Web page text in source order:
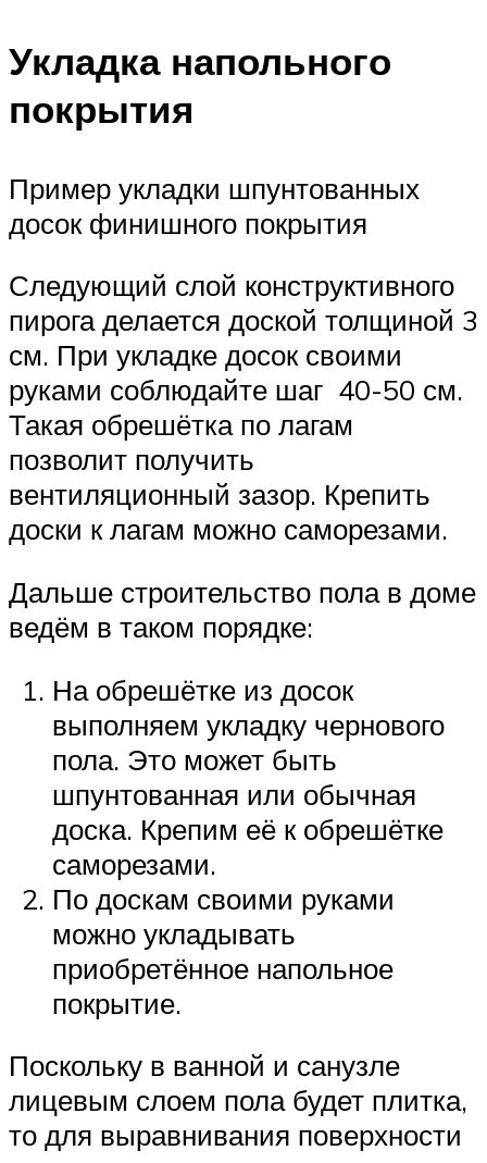
Укладка напольного
покрытия
Пример укладки шпунтованных
досок финишного покрытия
Следующий слой конструктивного
пирога делается доской толщиной 3
см. При укладке досок своими
руками соблюдайте шаг 40-50 см.
Такая обрешётка по лагам
позволит получить
вентиляционный зазор. Крепить
доски к лагам можно саморезами.
Дальше строительство пола в доме
ведём в таком порядке:
На обрешётке из досок
выполняем укладку чернового
пола. Это может быть
шпунтованная или обычная
доска. Крепим её к обрешётке
саморезами.
По доскам своими руками
можно укладывать
приобретённое напольное
покрытие.
Поскольку в ванной и санузле
лицевым слоем пола будет плитка,
то для выравнивания поверхности